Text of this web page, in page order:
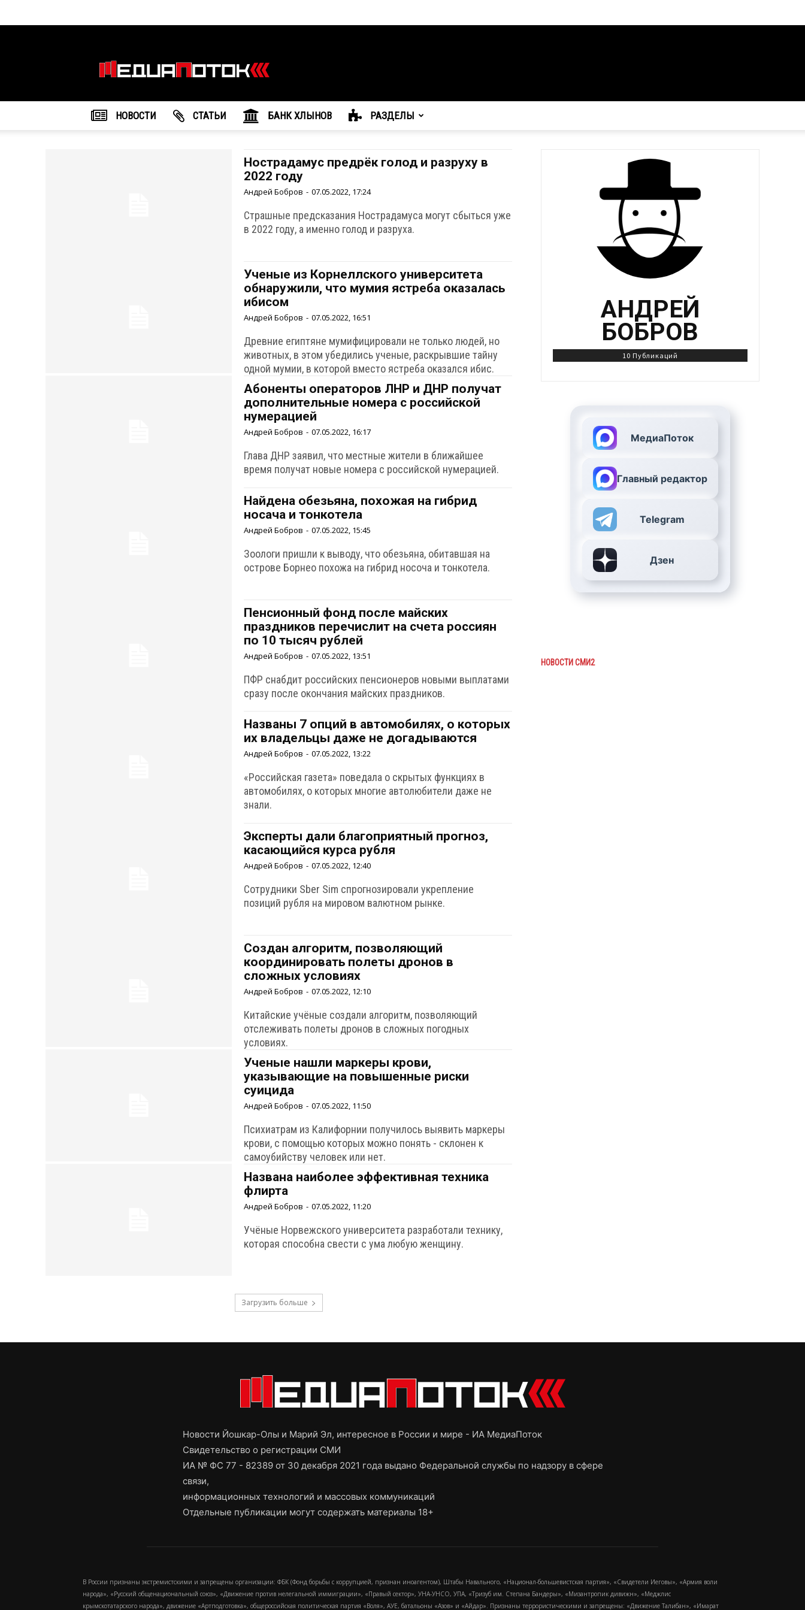
агентство
"МедиаПоток"
НОВОСТИ CТАТЬИ БАНК ХЛЫНОВ РАЗДЕЛЫ
Нострадамус предрёк голод и разруху в
2022 году
Андрей Бобров - 07.05.2022, 17:24
Страшные предсказания Нострадамуса могут сбыться уже
в 2022 году, а именно голод и разруха.
Ученые из Корнеллского университета
обнаружили, что мумия ястреба оказалась
ибисом
Андрей Бобров - 07.05.2022, 16:51
Древние египтяне мумифицировали не только людей, но
животных, в этом убедились ученые, раскрывшие тайну
одной мумии, в которой вместо ястреба оказался ибис.
Абоненты операторов ЛНР и ДНР получат
дополнительные номера с российской
нумерацией
Андрей Бобров - 07.05.2022, 16:17
Глава ДНР заявил, что местные жители в ближайшее
время получат новые номера с российской нумерацией.
Найдена обезьяна, похожая на гибрид
носача и тонкотела
Андрей Бобров - 07.05.2022, 15:45
Зоологи пришли к выводу, что обезьяна, обитавшая на
острове Борнео похожа на гибрид носоча и тонкотела.
Пенсионный фонд после майских
праздников перечислит на счета россиян
по 10 тысяч рублей
Андрей Бобров - 07.05.2022, 13:51
ПФР снабдит российских пенсионеров новыми выплатами
сразу после окончания майских праздников.
Названы 7 опций в автомобилях, о которых
их владельцы даже не догадываются
Андрей Бобров - 07.05.2022, 13:22
«Российская газета» поведала о скрытых функциях в
автомобилях, о которых многие автолюбители даже не
знали.
Эксперты дали благоприятный прогноз,
касающийся курса рубля
Андрей Бобров - 07.05.2022, 12:40
Сотрудники Sber Sim спрогнозировали укрепление
позиций рубля на мировом валютном рынке.
Создан алгоритм, позволяющий
координировать полеты дронов в
сложных условиях
Андрей Бобров - 07.05.2022, 12:10
Китайские учёные создали алгоритм, позволяющий
отслеживать полеты дронов в сложных погодных
условиях.
Ученые нашли маркеры крови,
указывающие на повышенные риски
суицида
Андрей Бобров - 07.05.2022, 11:50
Психиатрам из Калифорнии получилось выявить маркеры
крови, с помощью которых можно понять - склонен к
самоубийству человек или нет.
Названа наиболее эффективная техника
флирта
Андрей Бобров - 07.05.2022, 11:20
Учёные Норвежского университета разработали технику,
которая способна свести с ума любую женщину.
Загрузить больше
АНДРЕЙ
БОБРОВ
10 Публикаций
МедиаПоток
Главный редактор
Telegram
Дзен
НОВОСТИ СМИ2
Новости Йошкар-Олы и Марий Эл, интересное в России и мире - ИА МедиаПоток
Свидетельство о регистрации СМИ
ИА № ФС 77 - 82389 от 30 декабря 2021 года выдано Федеральной службы по надзору в сфере
связи,
информационных технологий и массовых коммуникаций
Отдельные публикации могут содержать материалы 18+
В России признаны экстремистскими и запрещены организации: ФБК (Фонд борьбы с коррупцией, признан иноагентом), Штабы Навального, «Национал-большевистская партия», «Свидетели Иеговы», «Армия воли
народа», «Русский общенациональный союз», «Движение против нелегальной иммиграции», «Правый сектор», УНА-УНСО, УПА, «Тризуб им. Степана Бандеры», «Мизантропик дивижн», «Меджлис
крымскотатарского народа», движение «Артподготовка», общероссийская политическая партия «Воля», АУЕ, батальоны «Азов» и «Айдар». Признаны террористическими и запрещены: «Движение Талибан», «Имарат